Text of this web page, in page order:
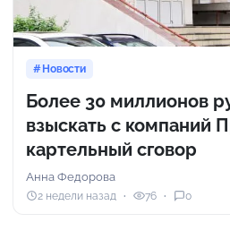
Новости
Более 30 миллионов
взыскать с компаний
картельный сговор
Анна Федорова
2 недели назад 76 0